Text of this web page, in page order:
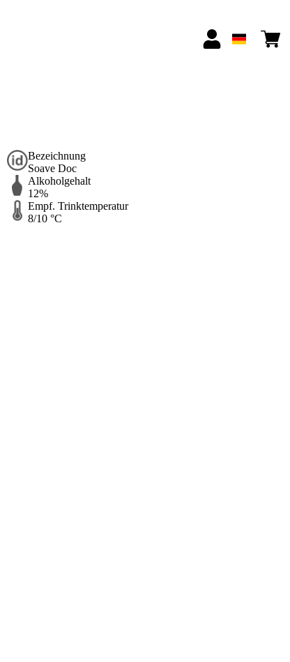
Bezeichnung
Soave Doc
Alkoholgehalt
12%
Empf. Trinktemperatur
8/10 °C